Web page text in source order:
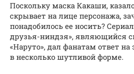
Поскольку маска Какаши,
скрывает на лице персонажа,
понадобилось ее носить?
друзья-ниндзя», являющийся
«Наруто», дал фанатам ответ на
в несколько шутливой форме.